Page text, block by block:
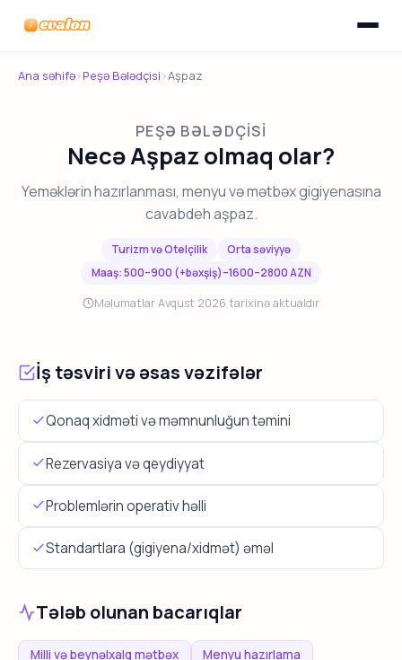
Evalon
Ana səhifə›Peşə Bələdçisi ›Aşpaz
PEŞƏ BƏLƏDÇISI
Necə Aşpaz olmaq olar?
Yeməklərin hazırlanması, menyu və mətbəx gigiyenasına
cavabdeh aşpaz.
Turizm və Otelçilik
Orta səviyyə
Maaş: 500–900 (+bəxşiş)–1600–2800 AZN
Məlumatlar Avqust 2026 tarixinə aktualdır
İş təsviri və əsas vəzifələr
Qonaq xidməti və məmnunluğun təmini
Rezervasiya və qeydiyyat
Problemlərin operativ həlli
Standartlara (gigiyena/xidmət) əməl
Tələb olunan bacarıqlar
Milli və beynəlxalq mətbəx
Menyu hazırlama